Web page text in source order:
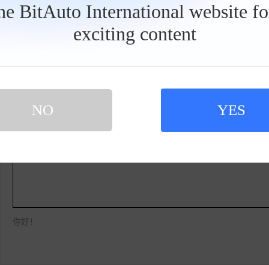
BitAuto International website
exciting content
NO YES
点赞 收藏
你好！